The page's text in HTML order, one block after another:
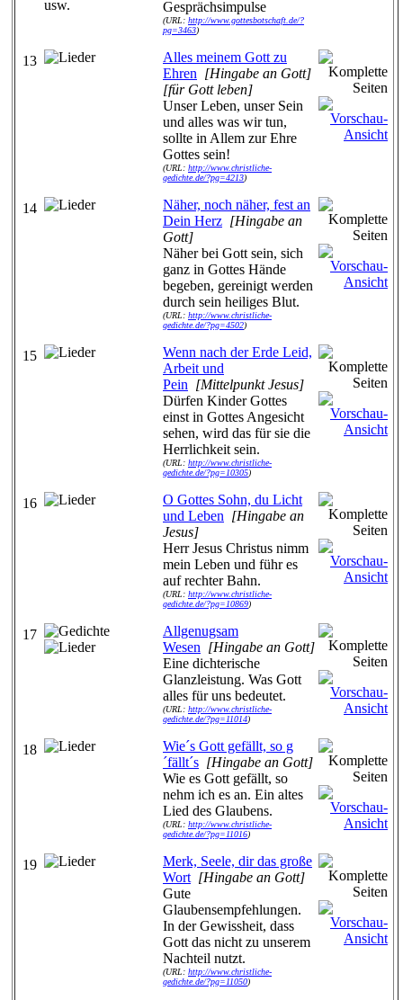
Gesprächsimpulse
(URL: http://www.gottesbotschaft.de/?
pg=3463)
13
Alles meinem Gott zu
Ehren [Hingabe an Gott]
[für Gott leben]
Unser Leben, unser Sein
und alles was wir tun,
sollte in Allem zur Ehre
Gottes sein!
(URL: http://www.christliche-
gedichte.de/?pg=4213)
14
Näher, noch näher, fest an
Dein Herz [Hingabe an
Gott]
Näher bei Gott sein, sich
ganz in Gottes Hände
begeben, gereinigt werden
durch sein heiliges Blut.
(URL: http://www.christliche-
gedichte.de/?pg=4502)
15
Wenn nach der Erde Leid,
Arbeit und
Pein [Mittelpunkt Jesus]
Dürfen Kinder Gottes
einst in Gottes Angesicht
sehen, wird das für sie die
Herrlichkeit sein.
(URL: http://www.christliche-
gedichte.de/?pg=10305)
16
O Gottes Sohn, du Licht
und Leben [Hingabe an
Jesus]
Herr Jesus Christus nimm
mein Leben und führ es
auf rechter Bahn.
(URL: http://www.christliche-
gedichte.de/?pg=10869)
17
Allgenugsam
Wesen [Hingabe an Gott]
Eine dichterische
Glanzleistung. Was Gott
alles für uns bedeutet.
(URL: http://www.christliche-
gedichte.de/?pg=11014)
18
Wie´s Gott gefällt, so g
´fällt´s [Hingabe an Gott]
Wie es Gott gefällt, so
nehm ich es an. Ein altes
Lied des Glaubens.
(URL: http://www.christliche-
gedichte.de/?pg=11016)
19
Merk, Seele, dir das große
Wort [Hingabe an Gott]
Gute
Glaubensempfehlungen.
In der Gewissheit, dass
Gott das nicht zu unserem
Nachteil nutzt.
(URL: http://www.christliche-
gedichte.de/?pg=11050)